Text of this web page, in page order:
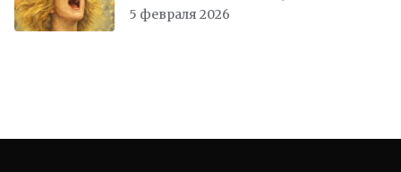
света
5 февраля 2026